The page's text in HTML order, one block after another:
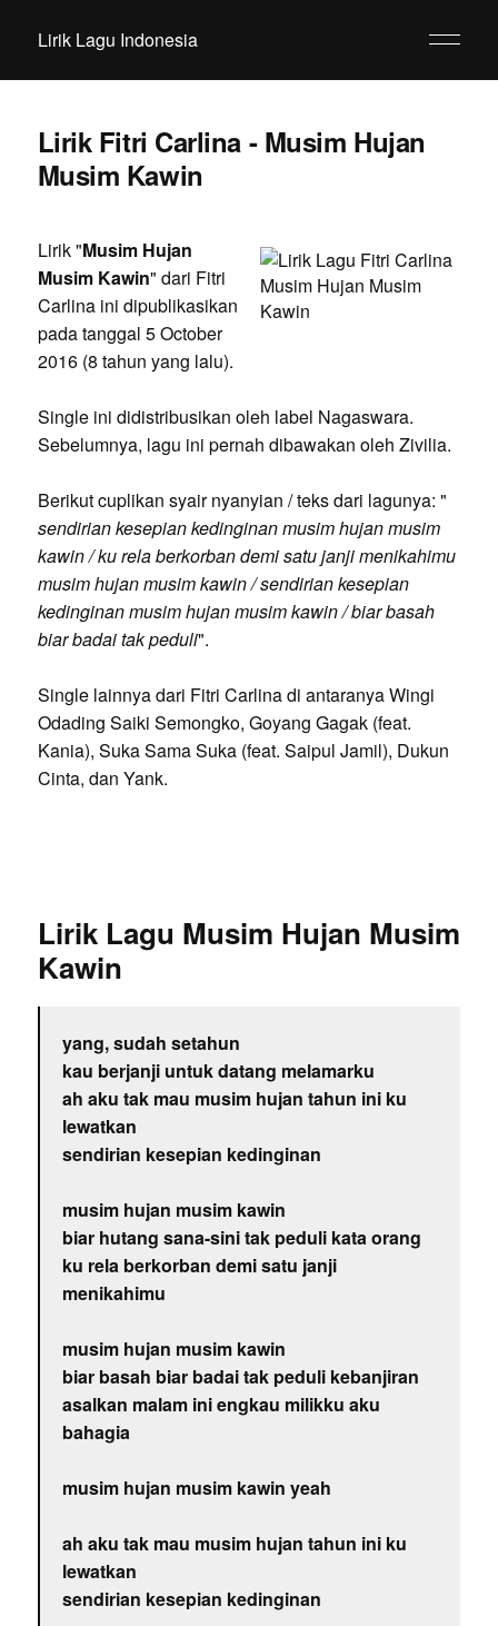
Lirik Lagu Indonesia
Lirik Fitri Carlina - Musim Hujan
Musim Kawin
Lirik "Musim Hujan
Musim Kawin" dari Fitri
Carlina ini dipublikasikan
pada tanggal 5 October
2016 (8 tahun yang lalu).
Single ini didistribusikan oleh label Nagaswara.
Sebelumnya, lagu ini pernah dibawakan oleh Zivilia.
Berikut cuplikan syair nyanyian / teks dari lagunya: "
sendirian kesepian kedinginan musim hujan musim
kawin / ku rela berkorban demi satu janji menikahimu
musim hujan musim kawin / sendirian kesepian
kedinginan musim hujan musim kawin / biar basah
biar badai tak peduli".
Single lainnya dari Fitri Carlina di antaranya Wingi
Odading Saiki Semongko, Goyang Gagak (feat.
Kania), Suka Sama Suka (feat. Saipul Jamil), Dukun
Cinta, dan Yank.
Lirik Lagu Musim Hujan Musim
Kawin
yang, sudah setahun
kau berjanji untuk datang melamarku
ah aku tak mau musim hujan tahun ini ku
lewatkan
sendirian kesepian kedinginan
musim hujan musim kawin
biar hutang sana-sini tak peduli kata orang
ku rela berkorban demi satu janji
menikahimu
musim hujan musim kawin
biar basah biar badai tak peduli kebanjiran
asalkan malam ini engkau milikku aku
bahagia
musim hujan musim kawin yeah
ah aku tak mau musim hujan tahun ini ku
lewatkan
sendirian kesepian kedinginan